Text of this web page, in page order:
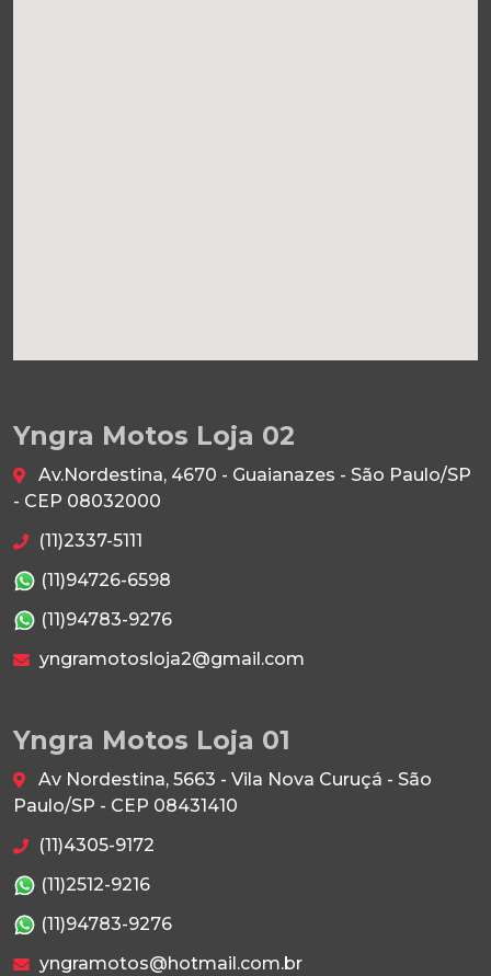
Yngra Motos Loja 02
Av.Nordestina, 4670 - Guaianazes - São Paulo/SP
- CEP 08032000
(11)2337-5111
(11)94726-6598
(11)94783-9276
yngramotosloja2@gmail.com
Yngra Motos Loja 01
Av Nordestina, 5663 - Vila Nova Curuçá - São
Paulo/SP - CEP 08431410
(11)4305-9172
(11)2512-9216
(11)94783-9276
yngramotos@hotmail.com.br